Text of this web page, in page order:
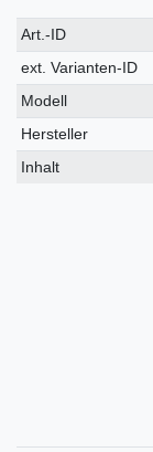
Technisches
Merkmal
Wert
Art.-ID
ext. Varianten-ID
Modell
Hersteller
Inhalt